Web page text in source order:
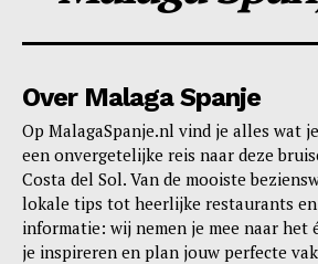
Over Malaga Spanje
Op MalagaSpanje.nl vind je alles wat
een onvergetelijke reis naar deze
Costa del Sol. Van de mooiste
lokale tips tot heerlijke restaurants
informatie: wij nemen je mee naar het
je inspireren en plan jouw perfecte